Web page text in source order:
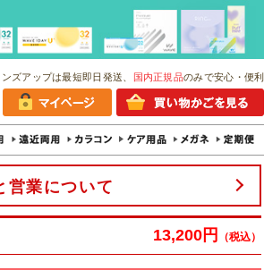
ズアップは最短即日発送、 国内正規品のみで安心・便利
営業について
13,200円 （税込）